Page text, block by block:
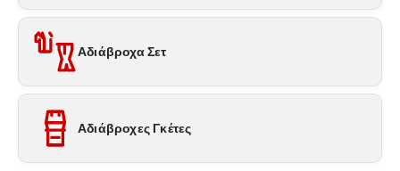
Αδιάβροχα Σετ
Αδιάβροχες Γκέτες